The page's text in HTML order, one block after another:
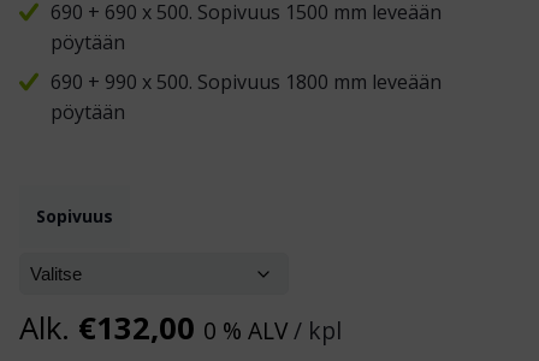
690 + 690 x 500. Sopivuus 1500 mm leveään
pöytään
690 + 990 x 500. Sopivuus 1800 mm leveään
pöytään
Sopivuus
Alk. €132,00 0 % ALV/ kpl